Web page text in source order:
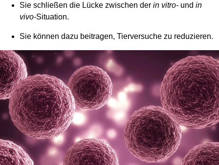
Sie schließen die Lücke zwischen der in vitro- und in
vivo-Situation.
Sie können dazu beitragen, Tierversuche zu reduzieren.